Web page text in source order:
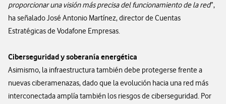
proporcionar una visión más precisa del funcionamiento de la red”,
ha señalado José Antonio Martínez, director de Cuentas
Estratégicas de Vodafone Empresas.
Ciberseguridad y soberanía energética
Asimismo, la infraestructura también debe protegerse frente a
nuevas ciberamenazas, dado que la evolución hacia una red más
interconectada amplía también los riesgos de ciberseguridad. Por